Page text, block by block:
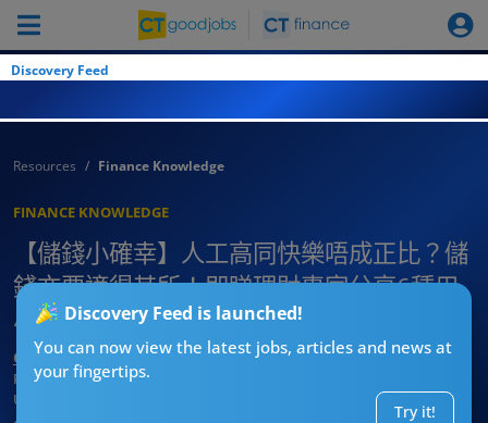
Discovery Feed
Discovery Feed is launched!
You can now view the latest jobs, articles and news at
your fingertips.
Try it!
Resources Finance Knowledge
FINANCE KNOWLEDGE
【儲錢小確幸】人工高同快樂唔成正比？儲
錢亦要適得其所！即睇理財專家分享6種用
小錢就可以買到快樂方法！
CTgoodjobs’ Editor
Published:2024-10-24
Updated: